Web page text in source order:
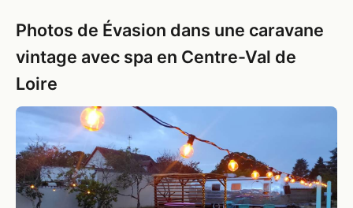
Photos de Évasion dans une caravane
vintage avec spa en Centre-Val de
Loire